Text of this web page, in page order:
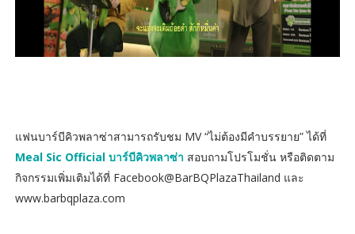
แฟนบาร์บีคิวพลาซ่าสามารถรับชม MV “ไม่ต้องมีคำบรรยาย” ได้ที่
Meal Sic Official บาร์บีคิวพลาซ่า สอบถามโปรโมชั่น หรือติดตาม
กิจกรรมเพิ่มเติมได้ที่ Facebook@BarBQPlazaThailand และ
www.barbqplaza.com